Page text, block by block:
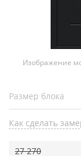
Изображение
Как сделать
27 270